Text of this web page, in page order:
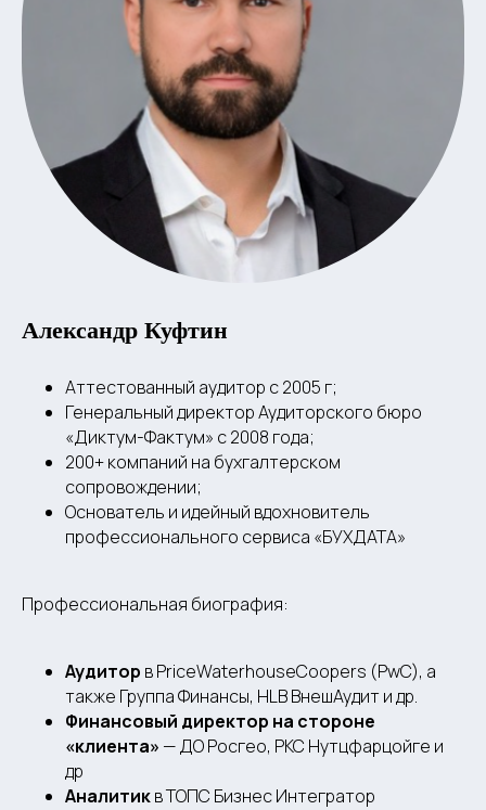
Александр Куфтин
Аттестованный аудитор с 2005 г;
Генеральный директор Аудиторского бюро
«Диктум-Фактум» с 2008 года;
200+ компаний на бухгалтерском
сопровождении;
Основатель и идейный вдохновитель
профессионального сервиса «БУХДАТА»
Профессиональная биография:
Аудитор в PriceWaterhouseCoopers (PwC), а
также Группа Финансы, HLB ВнешАудит и др.
Финансовый директор на стороне
«клиента» — ДО Росгео, РКС Нутцфарцойге и
др
Аналитикв ТОПС Бизнес Интегратор